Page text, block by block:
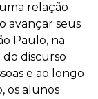
relação
avançar seus
Paulo, na
discurso
e ao longo
os alunos